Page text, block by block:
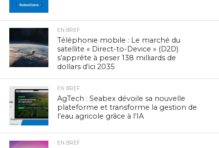
EN BREF
Téléphonie mobile : Le marché du
satellite « Direct-to-Device » (D2D)
s’apprête à peser 138 milliards de
dollars d’ici 2035
EN BREF
AgTech : Seabex dévoile sa nouvelle
plateforme et transforme la gestion de
l’eau agricole grâce à l’IA
EN BREF